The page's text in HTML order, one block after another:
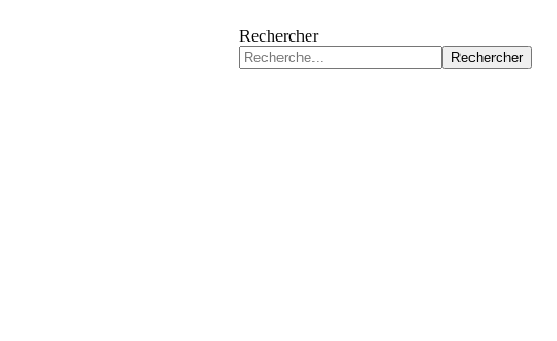
Rechercher
Rechercher